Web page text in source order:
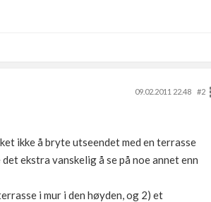
09.02.2011 22.48
#2
ikke å bryte utseendet med en terrasse
ekstra vanskelig å se på noe annet enn
i mur i den høyden, og 2) et